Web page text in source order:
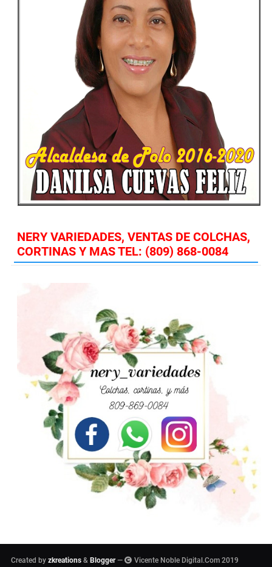
NERY VARIEDADES, VENTAS DE COLCHAS,
CORTINAS Y MAS TEL: (809) 868-0084
Created by zkreations & Blogger— Vicente Noble Digital.Com 2019